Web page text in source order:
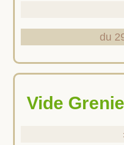
du
Vide